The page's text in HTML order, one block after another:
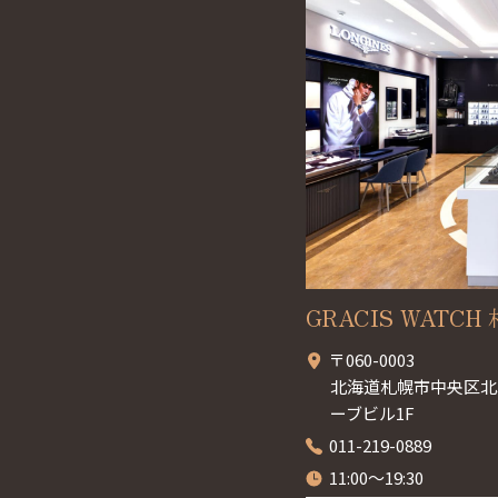
GRACIS WATCH
〒060-0003
北海道札幌市中央区
ーブビル1F
011-219-0889
11:00～19:30